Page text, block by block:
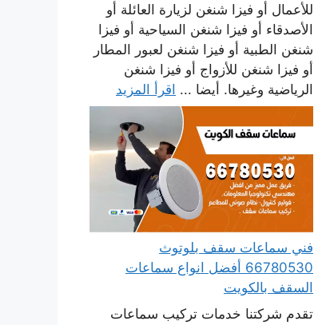
للأعمال أو فيزا شنغن لزيارة العائلة أو
الأصدقاء أو فيزا شنغن السياحية أو فيزا
شنغن الطبية أو فيزا شنغن لعبور المطار
أو فيزا شنغن للأزواج أو فيزا شنغن
الرياضية وغيرها. أيضا ... اقرأ المزيد
فني سماعات سقف بلوتوث
66780530 أفضل انواع سماعات
السقف بالكويت
تقدم شركتنا خدمات تركيب سماعات